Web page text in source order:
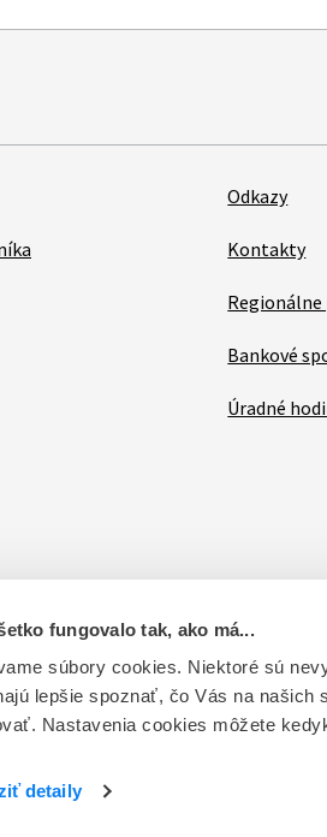
fungovalo tak, ako má...
súbory cookies. Niektoré sú
lepšie spoznať, čo Vás na
Nastavenia cookies môžete
detaily
Odkazy
Kontakty
Regionálne
Bankové
Úradné
Kontakt na prevádzkovateľa RSS
Štátny ústav pre kontrolu liečiv.